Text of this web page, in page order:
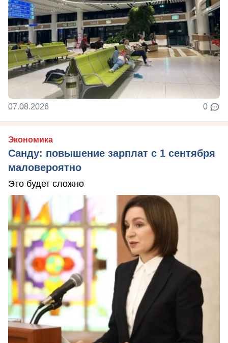
07.08.2026 0
Экономика
Санду: повышение зарплат с 1 сентября
маловероятно
Это будет сложно